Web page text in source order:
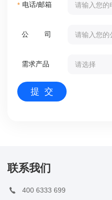
* 电话/邮箱
公 司
需求产品
联系我们
400 6333 699